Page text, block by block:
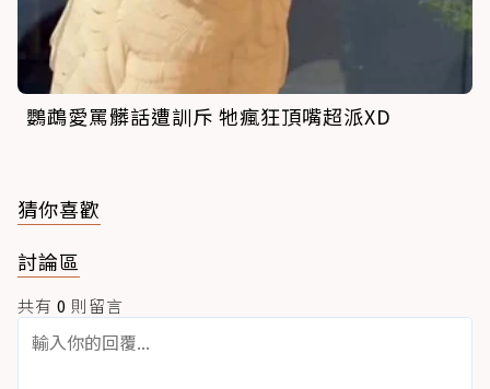
鸚鵡愛罵髒話遭訓斥 牠瘋狂頂嘴超派XD
猜你喜歡
討論區
共有 0 則留言